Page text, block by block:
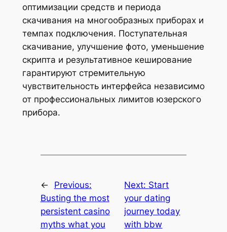
оптимизации средств и периода
скачивания на многообразных приборах и
темпах подключения. Поступательная
скачивание, улучшение фото, уменьшение
скрипта и результативное кеширование
гарантируют стремительную
чувствительность интерфейса независимо
от профессиональных лимитов юзерского
прибора.
←
Previous:
Busting the most
persistent casino
myths what you
Next: Start
your dating
journey today
with bbw